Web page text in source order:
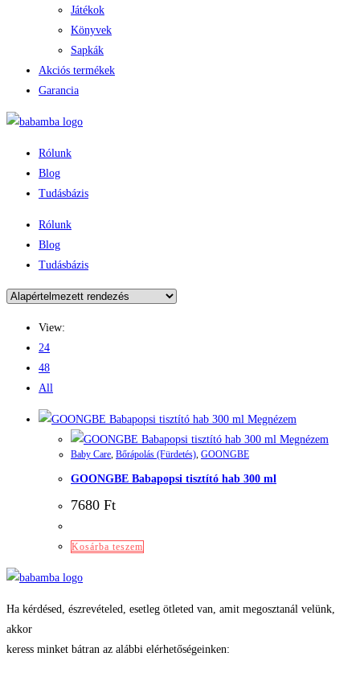
Játékok
Könyvek
Sapkák
Akciós termékek
Garancia
Rólunk
Blog
Tudásbázis
Rólunk
Blog
Tudásbázis
View:
24
48
All
Megnézem
Megnézem
Baby Care, Bőrápolás (Fürdetés), GOONGBE
GOONGBE Babapopsi tisztító hab 300 ml
7680 Ft
Kosárba teszem
Ha kérdésed, észrevételed, esetleg ötleted van, amit megosztanál velünk,
akkor
keress minket bátran az alábbi elérhetőségeinken: